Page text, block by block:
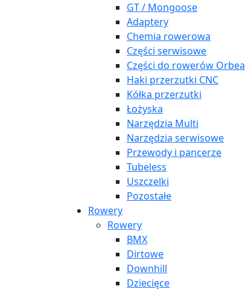
GT / Mongoose
Adaptery
Chemia rowerowa
Części serwisowe
Części do rowerów Orbea
Haki przerzutki CNC
Kółka przerzutki
Łożyska
Narzędzia Multi
Narzędzia serwisowe
Przewody i pancerze
Tubeless
Uszczelki
Pozostałe
Rowery
Rowery
BMX
Dirtowe
Downhill
Dziecięce